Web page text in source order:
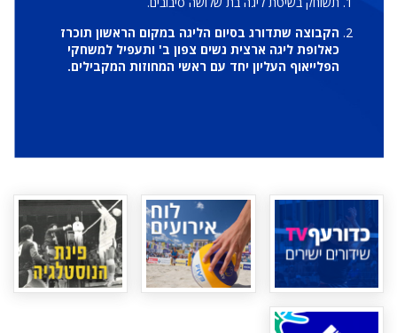
הקבוצה שתדורג בסיום הליגה במקום הראשון תוכרז
כאלופת ליגה ארצית נשים צפון ב' ותעפיל למשחקי
הפלייאוף העליון יחד עם ראשי המחוזות המקבילים.